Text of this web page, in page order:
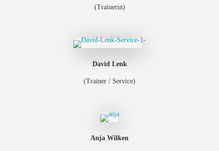
(Trainerin)
David Lenk
(Trainer / Service)
Anja Wilken